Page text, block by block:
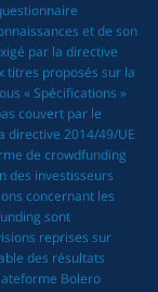
et de son
par la directive
titres proposés sur la
« Spécifications »
couvert par le
directive 2014/49/UE
de crowdfunding
des investisseurs
concernant les
sont
reprises sur
des résultats
Bolero